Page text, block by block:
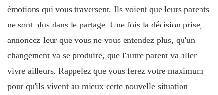
émotions qui vous traversent. Ils voient que leurs parents
ne sont plus dans le partage. Une fois la décision prise,
annoncez-leur que vous ne vous entendez plus, qu'un
changement va se produire, que l'autre parent va aller
vivre ailleurs. Rappelez que vous ferez votre maximum
pour qu'ils vivent au mieux cette nouvelle situation